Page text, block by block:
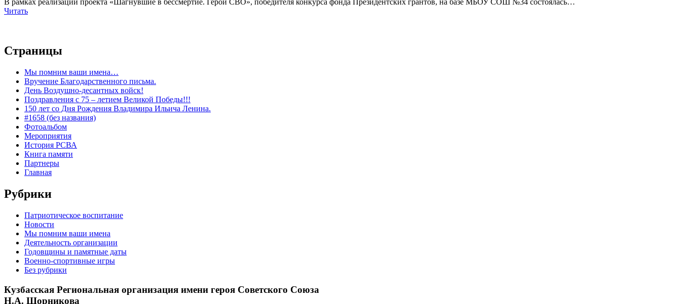
В рамках реализации проекта «Шагнувшие в бессмертие. Герои СВО», победителя конкурса фонда Президентских грантов, на базе МБОУ СОШ №34 состоялась…
Читать
Страницы
Мы помним ваши имена…
Вручение Благодарственного письма.
День Воздушно-десантных войск!
Поздравления с 75 – летием Великой Победы!!!
150 лет со Дня Рождения Владимира Ильича Ленина.
#1658 (без названия)
Фотоальбом
Мероприятия
История РСВА
Книга памяти
Партнеры
Главная
Рубрики
Патриотическое воспитание
Новости
Мы помним ваши имена
Деятельность организации
Годовщины и памятные даты
Военно-спортивные игры
Без рубрики
Кузбасская Региональная организация имени героя Советского Союза
Н.А. Шорникова